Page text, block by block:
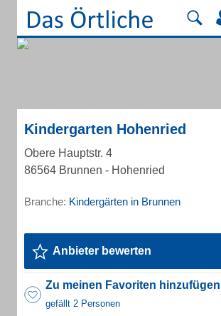
Kindergarten Hohenried
Obere Hauptstr. 4
86564 Brunnen - Hohenried
Branche: Kindergärten in Brunnen
Anbieter bewerten
Zu meinen Favoriten hinzufügen
gefällt 2 Personen